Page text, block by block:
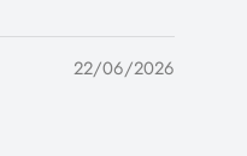
22/06/2026